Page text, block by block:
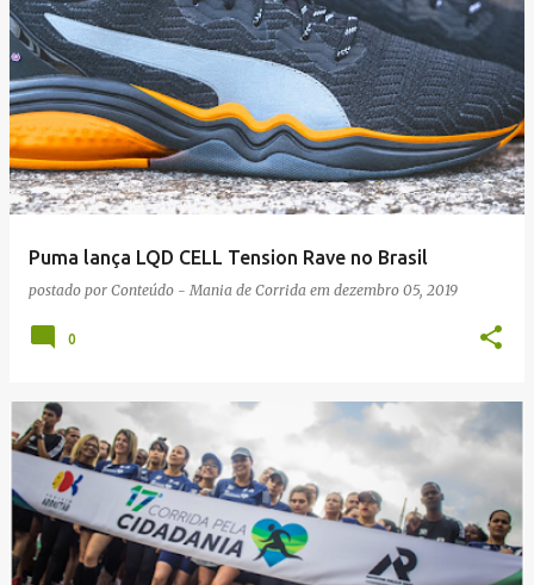
Puma lança LQD CELL Tension Rave no Brasil
postado por Conteúdo - Mania de Corrida em dezembro 05, 2019
0